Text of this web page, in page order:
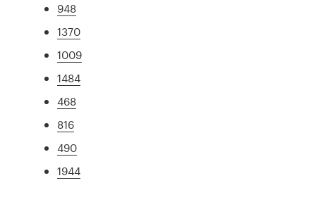
948
1370
1009
1484
468
816
490
1944